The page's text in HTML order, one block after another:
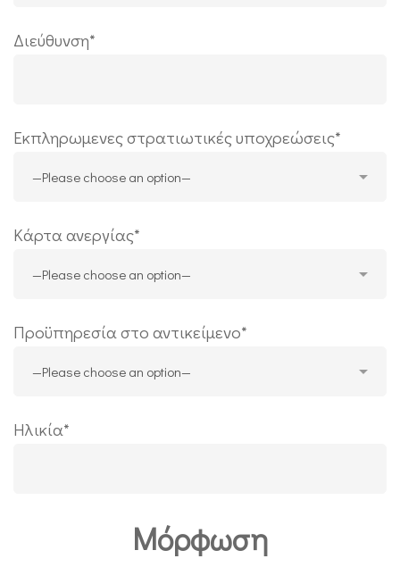
Διεύθυνση*
Εκπληρωμενες στρατιωτικές υποχρεώσεις*
Κάρτα ανεργίας*
Προϋπηρεσία στο αντικείμενο*
Ηλικία*
Μόρφωση